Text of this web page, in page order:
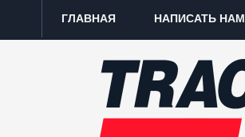
ГЛАВНАЯ НАПИСАТЬ НАМ